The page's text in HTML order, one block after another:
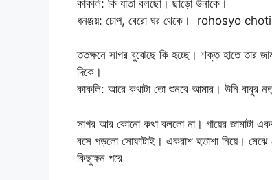
কাকলি: কি যাতা বলছো। ছাড়ো উনাকে।
ধনঞ্জয়: চোপ, বেরো ঘর থেকে। rohosyo choti
ততক্ষনে সাগর বুঝেছে কি হচ্ছে। শক্ত হাতে তার
দিকে।
কাকলি: আরে কথাটা তো শুনবে আমার। উনি বাবুর
সাগর আর কোনো কথা বললো না। গায়ের জামাটা
বসে পড়লো সোফাটাই। একরাশ হতাশা নিয়ে। মেঝে
কিছুক্ষন পরে